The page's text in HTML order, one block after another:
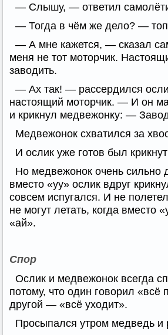
— Слышу, — ответил
— Тогда в чём же дело? —
— А мне кажется, — сказал
меня не тот моторчик.
заводить.
— Ах так! — рассердился
настоящий моторчик. — И он
и крикнул медвежонку: —
Медвежонок схватился за
И ослик уже готов был
Но медвежонок очень сильно
вместо «уу» ослик вдруг
совсем испугался. И не
не могут летать, когда вместо
«ай».
Спор
Ослик и медвежонок всегда
потому, что один говорил «всё
другой — «всё уходит».
Просыпался утром медведь и